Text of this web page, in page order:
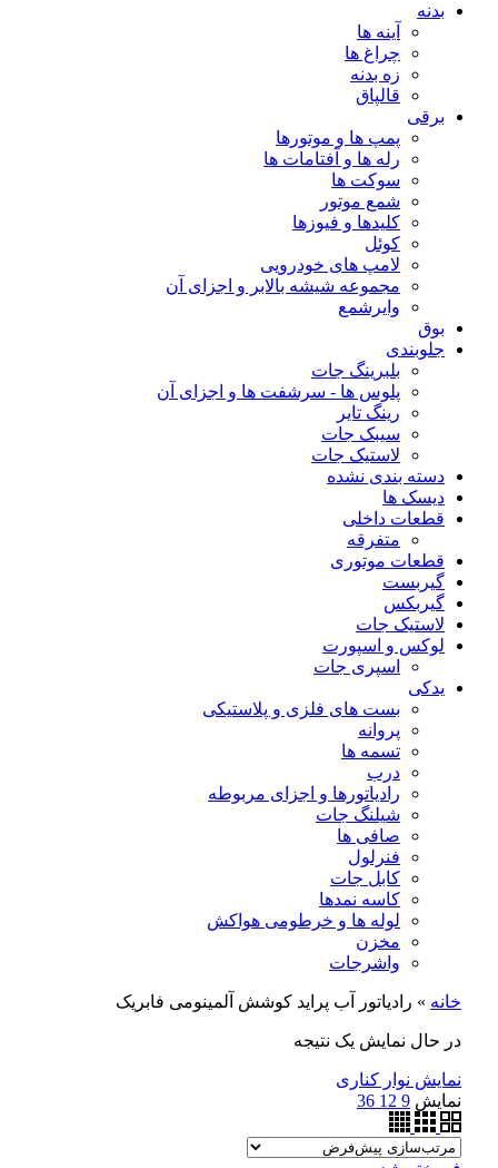
بدنه
آینه ها
چراغ ها
زه بدنه
قالپاق
برقی
پمپ ها و موتورها
رله ها و آفتامات ها
سوکت ها
شمع موتور
کلیدها و فیوزها
کوئل
لامپ های خودرویی
مجموعه شیشه بالابر و اجزای آن
وایرشمع
بوق
جلوبندی
بلبرینگ جات
پلوس ها - سرشفت ها و اجزای آن
رینگ تایر
سیبک جات
لاستیک جات
دسته بندی نشده
دیسک ها
قطعات داخلی
متفرقه
قطعات موتوری
گیربست
گیربکس
لاستیک جات
لوکس و اسپورت
اسپری جات
یدکی
بست های فلزی و پلاستیکی
پروانه
تسمه ها
درب
رادیاتورها و اجزای مربوطه
شیلنگ جات
صافی ها
فنرلول
کابل جات
کاسه نمدها
لوله ها و خرطومی هواکش
مخزن
واشرجات
خانه » رادیاتور آب پراید کوشش آلمینومی فابریک
در حال نمایش یک نتیجه
نمایش نوار کناری
نمایش 9
12
36